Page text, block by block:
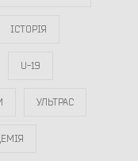
ІСТОРІЯ
U-19
УЛЬТРАС